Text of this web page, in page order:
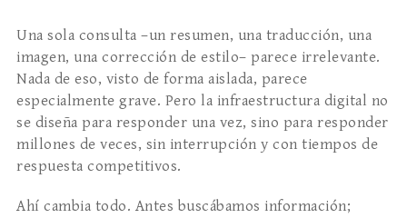
Una sola consulta –un resumen, una traducción, una
imagen, una corrección de estilo– parece irrelevante.
Nada de eso, visto de forma aislada, parece
especialmente grave. Pero la infraestructura digital no
se diseña para responder una vez, sino para responder
millones de veces, sin interrupción y con tiempos de
respuesta competitivos.
Ahí cambia todo. Antes buscábamos información;